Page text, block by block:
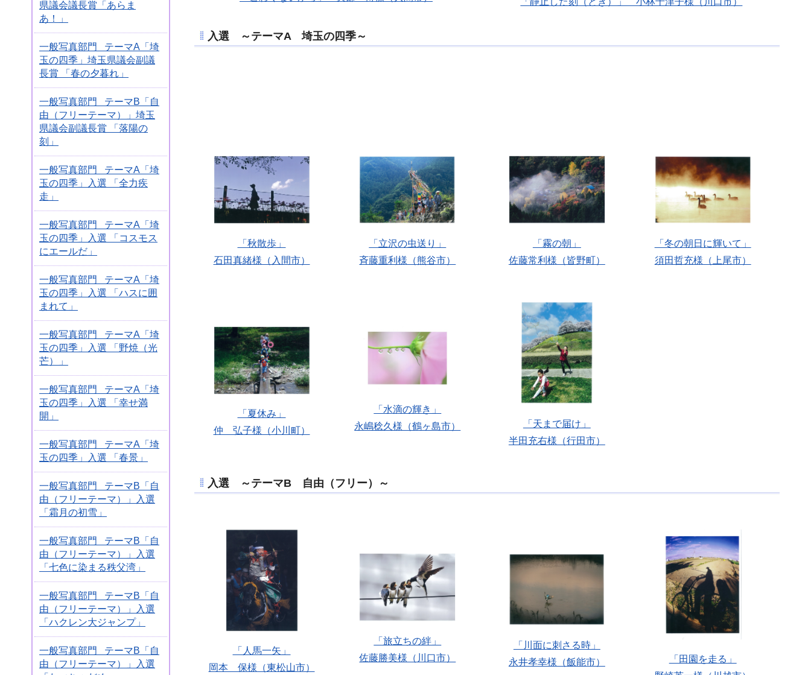
県議会議長賞「あらま
あ！」
一般写真部門 テーマA「埼
玉の四季」埼玉県議会副議
長賞 「春の夕暮れ」
一般写真部門 テーマB「自
由（フリーテーマ）」埼玉
県議会副議長賞 「落陽の
刻」
一般写真部門 テーマA「埼
玉の四季」入選 「全力疾
走」
一般写真部門 テーマA「埼
玉の四季」入選 「コスモス
にエールだ」
一般写真部門 テーマA「埼
玉の四季」入選 「ハスに囲
まれて」
一般写真部門 テーマA「埼
玉の四季」入選 「野焼（光
芒）」
一般写真部門 テーマA「埼
玉の四季」入選 「幸せ満
開」
一般写真部門 テーマA「埼
玉の四季」入選 「春景」
一般写真部門 テーマB「自
由（フリーテーマ）」入選
「霜月の初雪」
一般写真部門 テーマB「自
由（フリーテーマ）」入選
「七色に染まる秩父湾」
一般写真部門 テーマB「自
由（フリーテーマ）」入選
「ハクレン大ジャンプ」
一般写真部門 テーマB「自
由（フリーテーマ）」入選
入選 ～テーマA 埼玉の四季～
「秋散歩」
石田真緒様（入間市）
「立沢の虫送り」
斉藤重利様（熊谷市）
「霧の朝」
佐藤常利様（皆野町）
「冬の朝日に輝いて」
須田哲充様（上尾市）
「夏休み」
仲 弘子様（小川町）
「水滴の輝き」
永嶋稔久様（鶴ヶ島市）
「天まで届け」
半田充右様（行田市）
入選 ～テーマB 自由（フリー）～
「人馬一矢」
岡本 保様（東松山市）
「旅立ちの絆」
佐藤勝美様（川口市）
「川面に刺さる時」
永井孝幸様（飯能市）
「田園を走る」